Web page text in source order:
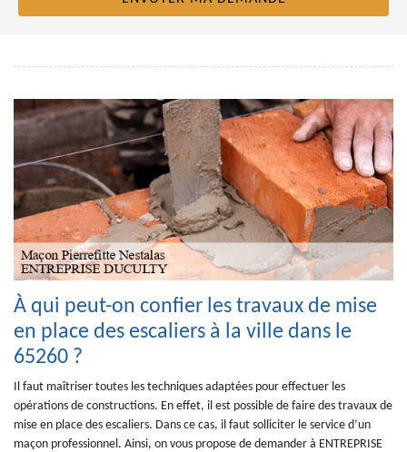
À qui peut-on confier les travaux de mise
en place des escaliers à la ville dans le
65260 ?
Il faut maîtriser toutes les techniques adaptées pour effectuer les
opérations de constructions. En effet, il est possible de faire des travaux de
mise en place des escaliers. Dans ce cas, il faut solliciter le service d’un
maçon professionnel. Ainsi, on vous propose de demander à ENTREPRISE